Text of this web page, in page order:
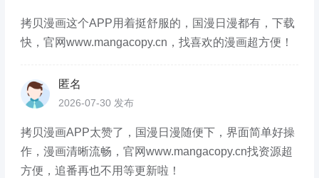
拷贝漫画这个APP用着挺舒服的，国漫日漫都有，下载
快，官网www.mangacopy.cn，找喜欢的漫画超方便！
匿名
2026-07-30 发布
拷贝漫画APP太赞了，国漫日漫随便下，界面简单好操
作，漫画清晰流畅，官网www.mangacopy.cn找资源超
方便，追番再也不用等更新啦！